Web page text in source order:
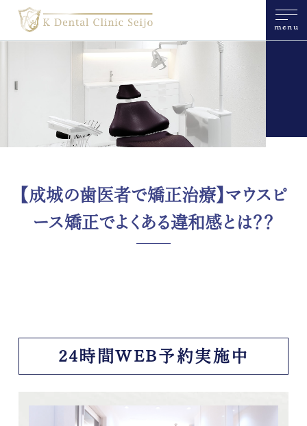
menu
【成城の歯医者で矯正治療】マウスピ
ース矯正でよくある違和感とは？？
24時間WEB予約実施中